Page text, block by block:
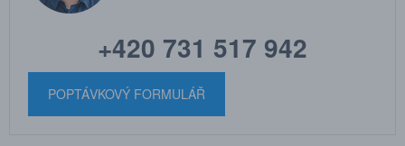
+420 731 517 942
POPTÁVKOVÝ FORMULÁŘ